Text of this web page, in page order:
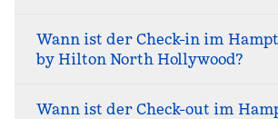
Wann ist der Check-in im
by Hilton North Hollywood?
Wann ist der Check-out im